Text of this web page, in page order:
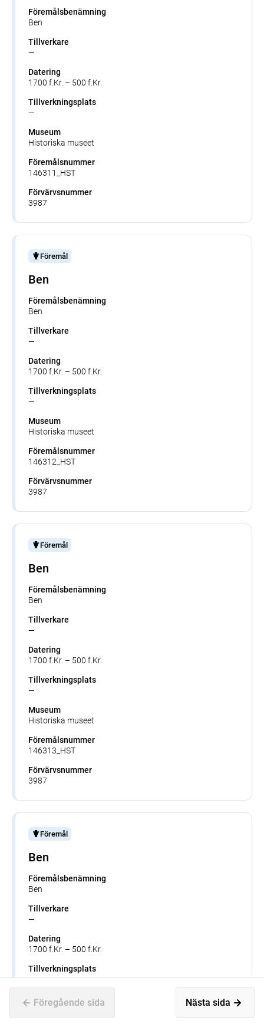
Föremålsbenämning
Ben
Tillverkare
—
Datering
1700 f.Kr. – 500 f.Kr.
Tillverkningsplats
—
Museum
Historiska museet
Föremålsnummer
146311_HST
Förvärvsnummer
3987
Föremål
Ben
Föremålsbenämning
Ben
Tillverkare
—
Datering
1700 f.Kr. – 500 f.Kr.
Tillverkningsplats
—
Museum
Historiska museet
Föremålsnummer
146312_HST
Förvärvsnummer
3987
Föremål
Ben
Föremålsbenämning
Ben
Tillverkare
—
Datering
1700 f.Kr. – 500 f.Kr.
Tillverkningsplats
—
Museum
Historiska museet
Föremålsnummer
146313_HST
Förvärvsnummer
3987
Föremål
Ben
Föremålsbenämning
Ben
Tillverkare
—
Datering
1700 f.Kr. – 500 f.Kr.
Tillverkningsplats
—
Museum
Historiska museet
Föregående sida Nästa sida